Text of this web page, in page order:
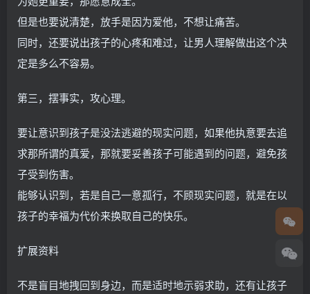
但是也要说清楚，放手是因为爱他，不想让痛苦。
同时，还要说出孩子的心疼和难过，让男人理解做出这个决
定是多么不容易。
第三，摆事实，攻心理。
要让意识到孩子是没法逃避的现实问题，如果他执意要去追
求那所谓的真爱，那就要妥善孩子可能遇到的问题，避免孩
子受到伤害。
能够认识到，若是自己一意孤行，不顾现实问题，就是在以
孩子的幸福为代价来换取自己的快乐。
扩展资料
不是盲目地拽回到身边，而是适时地示弱求助，还有让孩子